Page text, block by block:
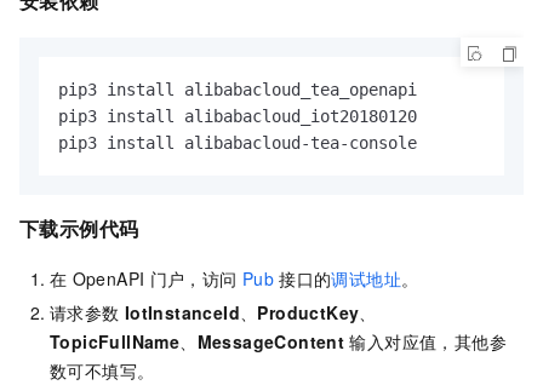
pip3 install alibabacloud_tea_openapi
pip3 install alibabacloud_iot20180120
pip3 install alibabacloud-tea-console
下载示例代码
在 OpenAPI 门户，访问 Pub 接口的调试地址。
请求参数 IotInstanceId、 ProductKey、
TopicFullName、 MessageContent 输入对应值，其他参
数可不填写。